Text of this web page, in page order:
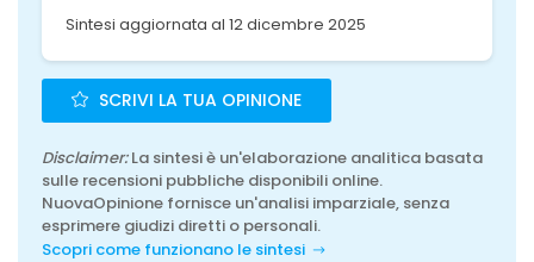
Sintesi aggiornata al 12 dicembre 2025
SCRIVI LA TUA OPINIONE
Disclaimer:La sintesi è un'elaborazione analitica basata
sulle recensioni pubbliche disponibili online.
NuovaOpinione fornisce un'analisi imparziale, senza
esprimere giudizi diretti o personali.
Scopri come funzionano le sintesi